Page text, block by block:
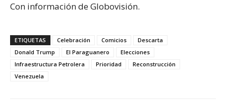
Con información de Globovisión.
ETIQUETAS Celebración Comicios
Descarta
Donald Trump
El Paraguanero
Elecciones
Infraestructura Petrolera
Prioridad
Reconstrucción
Venezuela